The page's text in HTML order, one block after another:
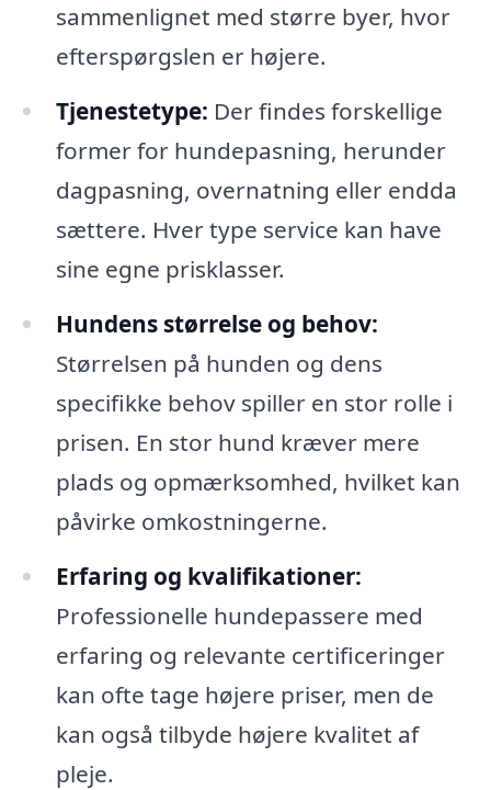
sammenlignet med større byer, hvor
efterspørgslen er højere.
Tjenestetype: Der findes forskellige
former for hundepasning, herunder
dagpasning, overnatning eller endda
sættere. Hver type service kan have
sine egne prisklasser.
Hundens størrelse og behov:
Størrelsen på hunden og dens
specifikke behov spiller en stor rolle i
prisen. En stor hund kræver mere
plads og opmærksomhed, hvilket kan
påvirke omkostningerne.
Erfaring og kvalifikationer:
Professionelle hundepassere med
erfaring og relevante certificeringer
kan ofte tage højere priser, men de
kan også tilbyde højere kvalitet af
pleje.